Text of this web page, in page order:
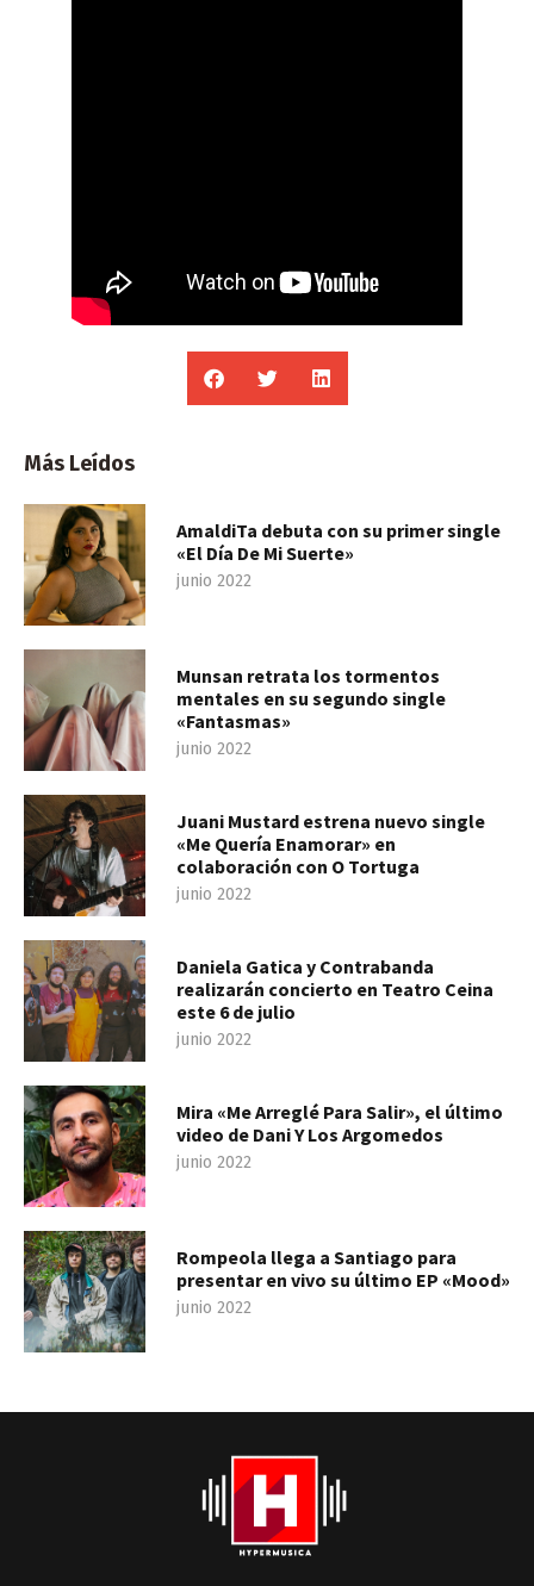
Más Leídos
AmaldiTa debuta con su primer single
«El Día De Mi Suerte»
junio 2022
Munsan retrata los tormentos
mentales en su segundo single
«Fantasmas»
junio 2022
Juani Mustard estrena nuevo single
«Me Quería Enamorar» en
colaboración con O Tortuga
junio 2022
Daniela Gatica y Contrabanda
realizarán concierto en Teatro Ceina
este 6 de julio
junio 2022
Mira «Me Arreglé Para Salir», el último
video de Dani Y Los Argomedos
junio 2022
Rompeola llega a Santiago para
presentar en vivo su último EP «Mood»
junio 2022